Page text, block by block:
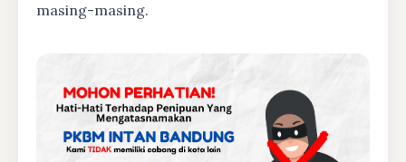
masing-masing.